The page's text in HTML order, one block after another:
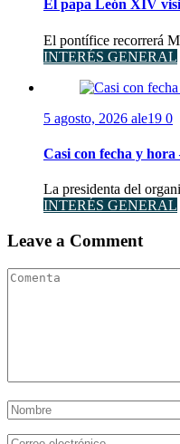
El papa León XIV
El pontífice recorrerá
INTERÉS GENERAL
5 agosto, 2026 ale19 0
Casi con fecha y
La presidenta del
INTERÉS GENERAL
Leave a Comment